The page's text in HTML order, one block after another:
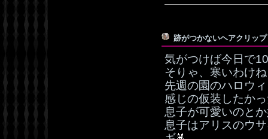
跡がつかないヘアクリッ
気がつけば今日で
そりゃ、寒いわけ
先週の園のハロウ
感じの仮装したか
息子が可愛いのと
息子はアリスのウ